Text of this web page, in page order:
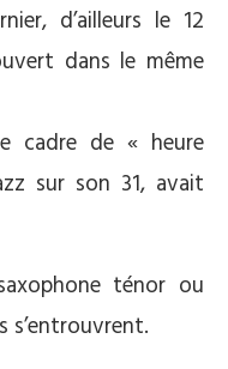
d’ailleurs le 12
dans le même
cadre de « heure
sur son 31, avait
ténor ou
s’entrouvrent.